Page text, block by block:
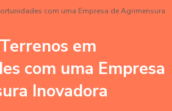
com uma Empresa de Agrimensura
em
com uma Empresa
Inovadora